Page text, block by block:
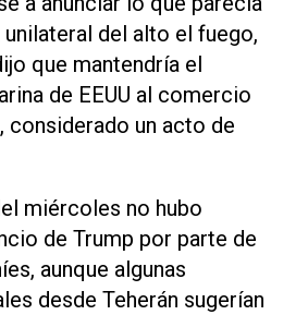
del alto el fuego,
que mantendría el
de EEUU al comercio
considerado un acto de
miércoles no hubo
de Trump por parte de
aunque algunas
desde Teherán sugerían